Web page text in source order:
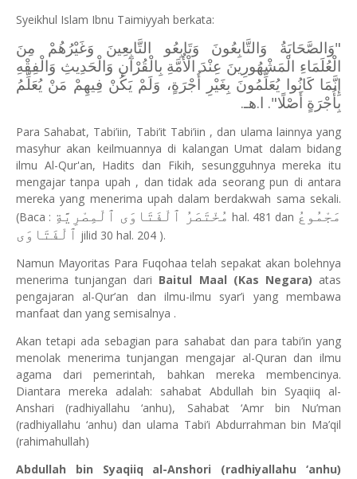
Syeikhul Islam Ibnu Taimiyyah berkata:
"وَالصَّحَابَةُ وَالتَّابِعُونَ وَتَابِعُو التَّابِعِينَ وَغَيْرُهُمْ مِنَ
الْعُلَمَاءِ الْمَشْهُورِينَ عِنْدَ الْأُمَّةِ بِالْقُرْآنِ وَالْحَدِيثِ وَالْفِقْهِ
إِنَّمَا كَانُوا يُعَلِّمُونَ بِغَيْرِ أُجْرَةٍ، وَلَمْ يَكُنْ فِيهِمْ مَنْ يُعَلِّمُ
بِأُجْرَةٍ أَصْلًا". ا.هـ.
Para Sahabat, Tabi’iin, Tabi’it Tabi’iin , dan ulama lainnya yang
masyhur akan keilmuannya di kalangan Umat dalam bidang
ilmu Al-Qur'an, Hadits dan Fikih, sesungguhnya mereka itu
mengajar tanpa upah , dan tidak ada seorang pun di antara
mereka yang menerima upah dalam berdakwah sama sekali.
(Baca : مُخْتَصَرُ ٱلْفَتَاوَى ٱلْمِصْرِيَّةِ hal. 481 dan مَجْمُوعُ
ٱلْفَتَاوَى jilid 30 hal. 204 ).
Namun Mayoritas Para Fuqohaa telah sepakat akan bolehnya
menerima tunjangan dari Baitul Maal (Kas Negara) atas
pengajaran al-Qur’an dan ilmu-ilmu syar’i yang membawa
manfaat dan yang semisalnya .
Akan tetapi ada sebagian para sahabat dan para tabi’in yang
menolak menerima tunjangan mengajar al-Quran dan ilmu
agama dari pemerintah, bahkan mereka membencinya.
Diantara mereka adalah: sahabat Abdullah bin Syaqiiq al-
Anshari (radhiyallahu ‘anhu), Sahabat ‘Amr bin Nu’man
(radhiyallahu ‘anhu) dan ulama Tabi’i Abdurrahman bin Ma’qil
(rahimahullah)
Abdullah bin Syaqiiq al-Anshori (radhiyallahu ‘anhu)